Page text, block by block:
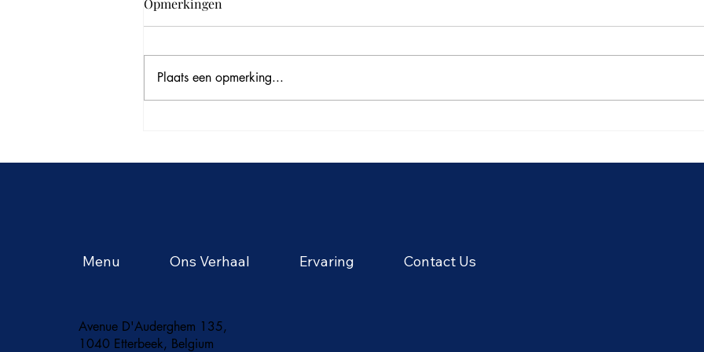
avonturen en levendige
smaken van juni
van
Opmerkingen
Plaats een opmerking...
Avenue D'Auderghem 135,
1040 Etterbeek, Belgium
Menu Ons Verhaal Ervaring Contact Us